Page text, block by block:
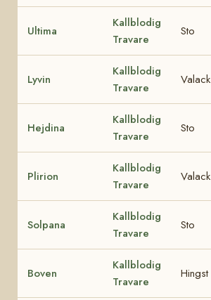
Ultima
Kallblodig
Travare
Sto
Lyvin
Kallblodig
Travare
Valack
Hejdina
Kallblodig
Travare
Sto
Plirion
Kallblodig
Travare
Valack
Solpana
Kallblodig
Travare
Sto
Boven
Kallblodig
Travare
Hingst